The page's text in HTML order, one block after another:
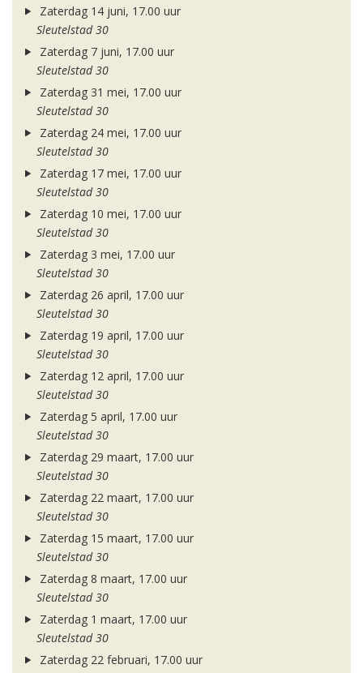
Zaterdag 14 juni, 17.00 uur
Sleutelstad 30
Zaterdag 7 juni, 17.00 uur
Sleutelstad 30
Zaterdag 31 mei, 17.00 uur
Sleutelstad 30
Zaterdag 24 mei, 17.00 uur
Sleutelstad 30
Zaterdag 17 mei, 17.00 uur
Sleutelstad 30
Zaterdag 10 mei, 17.00 uur
Sleutelstad 30
Zaterdag 3 mei, 17.00 uur
Sleutelstad 30
Zaterdag 26 april, 17.00 uur
Sleutelstad 30
Zaterdag 19 april, 17.00 uur
Sleutelstad 30
Zaterdag 12 april, 17.00 uur
Sleutelstad 30
Zaterdag 5 april, 17.00 uur
Sleutelstad 30
Zaterdag 29 maart, 17.00 uur
Sleutelstad 30
Zaterdag 22 maart, 17.00 uur
Sleutelstad 30
Zaterdag 15 maart, 17.00 uur
Sleutelstad 30
Zaterdag 8 maart, 17.00 uur
Sleutelstad 30
Zaterdag 1 maart, 17.00 uur
Sleutelstad 30
Zaterdag 22 februari, 17.00 uur